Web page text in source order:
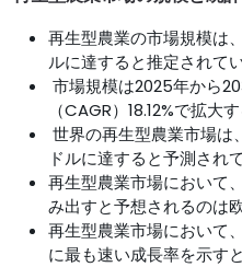
再生型農業の市場規模は
ルに達すると推定されてい
市場規模は2025年から
（CAGR）18.12%で拡大
世界の再生型農業市場
ドルに達すると予測され
再生型農業市場において
み出すと予想されるのは
再生型農業市場において
に最も速い成長率を示す